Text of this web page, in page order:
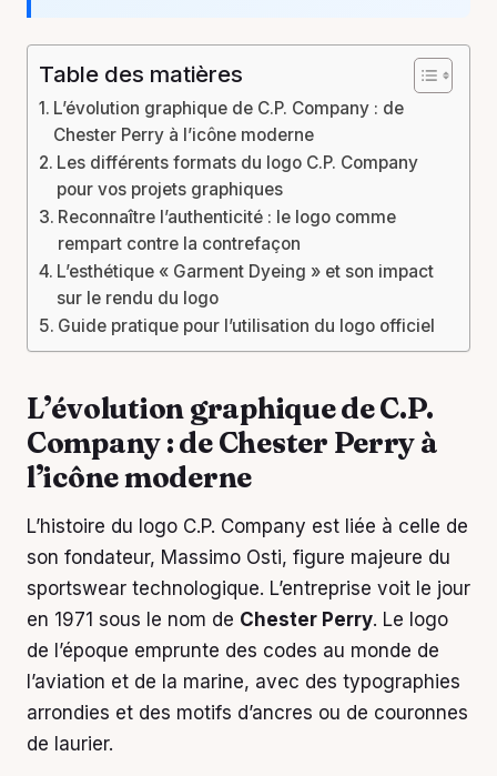
Table des matières
L’évolution graphique de C.P. Company : de
Chester Perry à l’icône moderne
Les différents formats du logo C.P. Company
pour vos projets graphiques
Reconnaître l’authenticité : le logo comme
rempart contre la contrefaçon
L’esthétique « Garment Dyeing » et son impact
sur le rendu du logo
Guide pratique pour l’utilisation du logo officiel
L’évolution graphique de C.P.
Company : de Chester Perry à
l’icône moderne
L’histoire du logo C.P. Company est liée à celle de
son fondateur, Massimo Osti, figure majeure du
sportswear technologique. L’entreprise voit le jour
en 1971 sous le nom de Chester Perry. Le logo
de l’époque emprunte des codes au monde de
l’aviation et de la marine, avec des typographies
arrondies et des motifs d’ancres ou de couronnes
de laurier.